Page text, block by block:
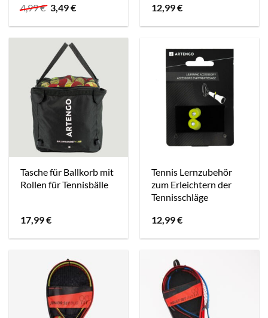
4,99€ Ursprünglicher
Preis
war:
4,99 €
3,49€Aktueller
ist:
3,49 €.
12,99€
Tasche für Ballkorb mit
Rollen für Tennisbälle
17,99€
Tennis Lernzubehör
zum Erleichtern der
Tennisschläge
12,99€